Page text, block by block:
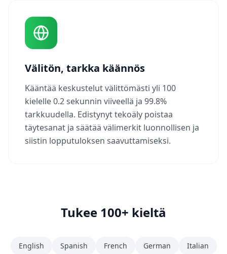
Välitön, tarkka käännös
Kääntää keskustelut välittömästi yli 100
kielelle 0.2 sekunnin viiveellä ja 99.8%
tarkkuudella. Edistynyt tekoäly poistaa
täytesanat ja säätää välimerkit luonnollisen ja
siistin lopputuloksen saavuttamiseksi.
Tukee 100+ kieltä
English Spanish French German Italian